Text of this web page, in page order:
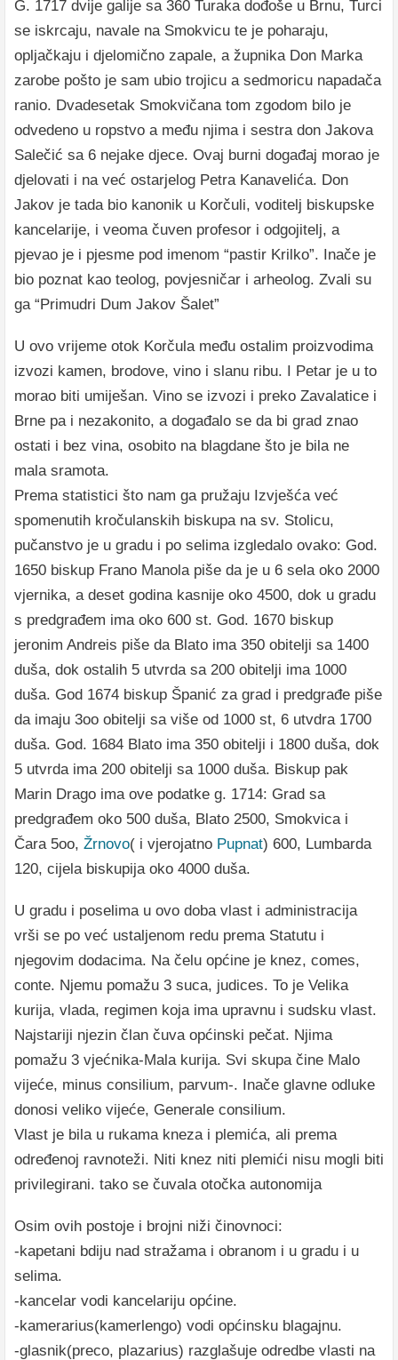
G. 1717 dvije galije sa 360 Turaka dođoše u Brnu, Turci
se iskrcaju, navale na Smokvicu te je poharaju,
opljačkaju i djelomično zapale, a župnika Don Marka
zarobe pošto je sam ubio trojicu a sedmoricu napadača
ranio. Dvadesetak Smokvičana tom zgodom bilo je
odvedeno u ropstvo a među njima i sestra don Jakova
Salečić sa 6 nejake djece. Ovaj burni događaj morao je
djelovati i na već ostarjelog Petra Kanavelića. Don
Jakov je tada bio kanonik u Korčuli, voditelj biskupske
kancelarije, i veoma čuven profesor i odgojitelj, a
pjevao je i pjesme pod imenom “pastir Krilko”. Inače je
bio poznat kao teolog, povjesničar i arheolog. Zvali su
ga “Primudri Dum Jakov Šalet”
U ovo vrijeme otok Korčula među ostalim proizvodima
izvozi kamen, brodove, vino i slanu ribu. I Petar je u to
morao biti umiješan. Vino se izvozi i preko Zavalatice i
Brne pa i nezakonito, a događalo se da bi grad znao
ostati i bez vina, osobito na blagdane što je bila ne
mala sramota.
Prema statistici što nam ga pružaju Izvješća već
spomenutih kročulanskih biskupa na sv. Stolicu,
pučanstvo je u gradu i po selima izgledalo ovako: God.
1650 biskup Frano Manola piše da je u 6 sela oko 2000
vjernika, a deset godina kasnije oko 4500, dok u gradu
s predgrađem ima oko 600 st. God. 1670 biskup
jeronim Andreis piše da Blato ima 350 obitelji sa 1400
duša, dok ostalih 5 utvrda sa 200 obitelji ima 1000
duša. God 1674 biskup Španić za grad i predgrađe piše
da imaju 3oo obitelji sa više od 1000 st, 6 utvdra 1700
duša. God. 1684 Blato ima 350 obitelji i 1800 duša, dok
5 utvrda ima 200 obitelji sa 1000 duša. Biskup pak
Marin Drago ima ove podatke g. 1714: Grad sa
predgrađem oko 500 duša, Blato 2500, Smokvica i
Čara 5oo, Žrnovo( i vjerojatno Pupnat) 600, Lumbarda
120, cijela biskupija oko 4000 duša.
U gradu i poselima u ovo doba vlast i administracija
vrši se po već ustaljenom redu prema Statutu i
njegovim dodacima. Na čelu općine je knez, comes,
conte. Njemu pomažu 3 suca, judices. To je Velika
kurija, vlada, regimen koja ima upravnu i sudsku vlast.
Najstariji njezin član čuva općinski pečat. Njima
pomažu 3 vjećnika-Mala kurija. Svi skupa čine Malo
vijeće, minus consilium, parvum-. Inače glavne odluke
donosi veliko vijeće, Generale consilium.
Vlast je bila u rukama kneza i plemića, ali prema
određenoj ravnoteži. Niti knez niti plemići nisu mogli biti
privilegirani. tako se čuvala otočka autonomija
Osim ovih postoje i brojni niži činovnoci:
-kapetani bdiju nad stražama i obranom i u gradu i u
selima.
-kancelar vodi kancelariju općine.
-kamerarius(kamerlengo) vodi općinsku blagajnu.
-glasnik(preco, plazarius) razglašuje odredbe vlasti na